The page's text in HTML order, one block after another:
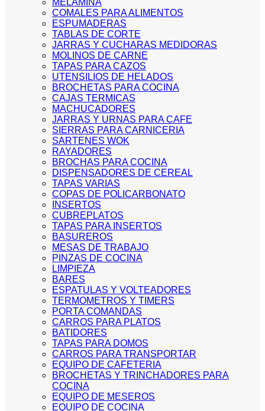
MELAMINA
COMALES PARA ALIMENTOS
ESPUMADERAS
TABLAS DE CORTE
JARRAS Y CUCHARAS MEDIDORAS
MOLINOS DE CARNE
TAPAS PARA CAZOS
UTENSILIOS DE HELADOS
BROCHETAS PARA COCINA
CAJAS TERMICAS
MACHUCADORES
JARRAS Y URNAS PARA CAFE
SIERRAS PARA CARNICERIA
SARTENES WOK
RAYADORES
BROCHAS PARA COCINA
DISPENSADORES DE CEREAL
TAPAS VARIAS
COPAS DE POLICARBONATO
INSERTOS
CUBREPLATOS
TAPAS PARA INSERTOS
BASUREROS
MESAS DE TRABAJO
PINZAS DE COCINA
LIMPIEZA
BARES
ESPATULAS Y VOLTEADORES
TERMOMETROS Y TIMERS
PORTA COMANDAS
CARROS PARA PLATOS
BATIDORES
TAPAS PARA DOMOS
CARROS PARA TRANSPORTAR
EQUIPO DE CAFETERIA
BROCHETAS Y TRINCHADORES PARA
COCINA
EQUIPO DE MESEROS
EQUIPO DE COCINA